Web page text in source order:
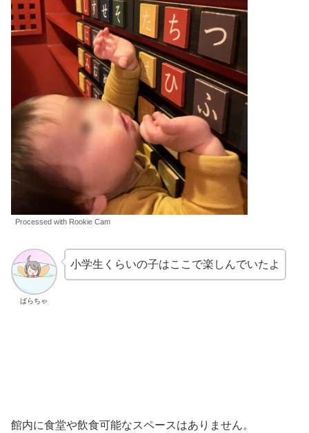
Processed with Rookie Cam
ばらちゃ
小学生くらいの子はここで楽しんでいたよ
館内に食堂や飲食可能なスペースはありません。